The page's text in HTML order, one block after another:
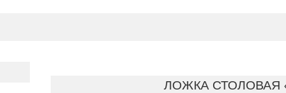
ЛОЖКА СТОЛОВАЯ